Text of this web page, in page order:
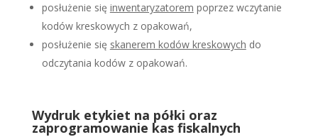
posłużenie się inwentaryzatorem poprzez wczytanie
kodów kreskowych z opakowań,
posłużenie się skanerem kodów kreskowych do
odczytania kodów z opakowań.
Wydruk etykiet na półki oraz
zaprogramowanie kas fiskalnych